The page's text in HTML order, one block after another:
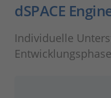
dSPACE
Individuelle
Entwicklungsphase